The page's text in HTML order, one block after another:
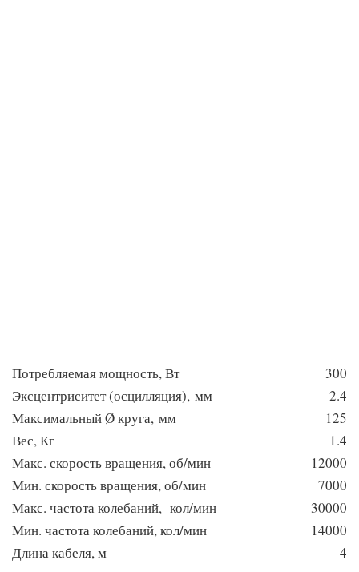
Потребляемая мощность, Вт
300
Эксцентриситет (осцилляция), мм
2.4
Максимальный Ø круга, мм
125
Вес, Кг
1.4
Макс. скорость вращения, об/мин
12000
Мин. скорость вращения, об/мин
7000
Макс. частота колебаний, кол/мин
30000
Мин. частота колебаний, кол/мин
14000
Длина кабеля, м
4